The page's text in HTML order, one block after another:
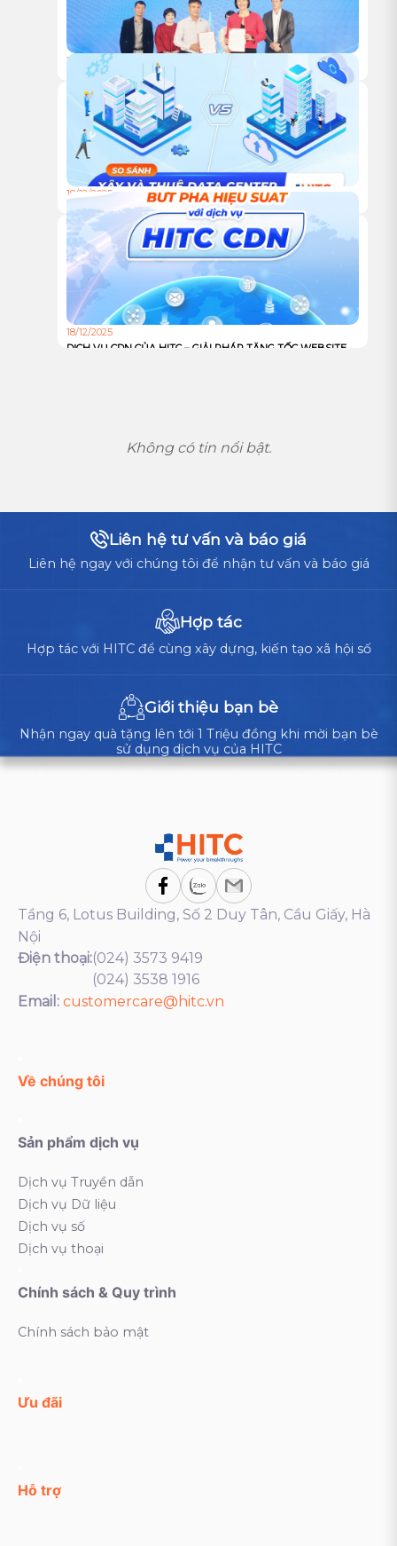
18/12/2025
HỘI NGHỊ KHÁCH HÀNG HITC 2025 – VỮNG BƯỚC ĐỒNG
HÀNH, VƯƠN XA CÙNG HẠ TẦNG XANH
18/12/2025
TỰ XÂY HAY THUÊ TRUNG TÂM DỮ LIỆU: ĐÂU LÀ LỰA
CHỌN TỐI ƯU CHO DOANH NGHIỆP?
18/12/2025
DỊCH VỤ CDN CỦA HITC – GIẢI PHÁP TĂNG TỐC WEBSITE
Không có tin nổi bật.
Liên hệ tư vấn và báo giá
Liên hệ ngay với chúng tôi để nhận tư vấn và báo giá
Hợp tác
Hợp tác với HITC để cùng xây dựng, kiến tạo xã hội số
Giới thiệu bạn bè
Nhận ngay quà tặng lên tới 1 Triệu đồng khi mời bạn bè
sử dụng dịch vụ của HITC
Tầng 6, Lotus Building, Số 2 Duy Tân, Cầu Giấy, Hà
Nội
Điện thoại:(024) 3573 9419
(024) 3538 1916
Email: customercare@hitc.vn
Về chúng tôi
Sản phẩm dịch vụ
Dịch vụ Truyền dẫn
Dịch vụ Dữ liệu
Dịch vụ số
Dịch vụ thoại
Chính sách & Quy trình
Chính sách bảo mật
Ưu đãi
Hỗ trợ